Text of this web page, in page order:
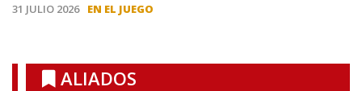
31 JULIO 2026 EN EL JUEGO
ALIADOS